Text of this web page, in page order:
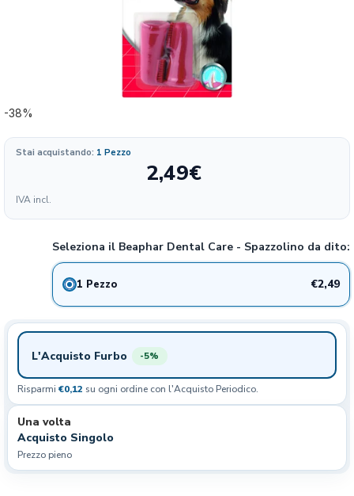
-38%
Stai acquistando: 1 Pezzo
2,49€
IVA incl.
Seleziona il Beaphar Dental Care - Spazzolino da dito:
1 Pezzo €2,49
1 PEZZO 38% 2.49€
L'Acquisto Furbo -5%
Risparmi €0,12 su ogni ordine con l'Acquisto Periodico.
Una volta
Acquisto Singolo
Prezzo pieno